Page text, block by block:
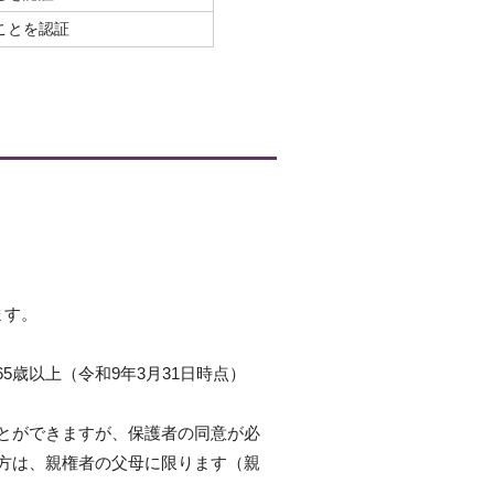
とを認証
。
以上（令和9年3月31日時点）
ができますが、保護者の同意が必
は、親権者の父母に限ります（親